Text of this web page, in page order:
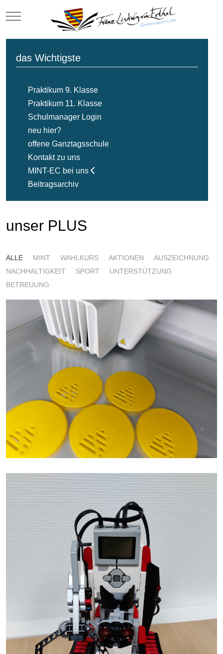
Mobile Menu Toggle
das Wichtigste
Praktikum 9. Klasse
Praktikum 11. Klasse
Schulmanager Login
neu hier?
offene Ganztagsschule
Kontakt zu uns
MINT-EC bei uns
Beitragsarchiv
unser PLUS
ALLE MINT WAHLKURS AKTIONEN
AUSZEICHNUNG
NACHHALTIGKEIT
SPORT
UNTERSTÜTZUNG
BETREUUNG